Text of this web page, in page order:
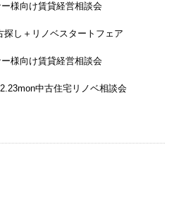
様向け賃貸経営相談会
し＋リノベスタートフェア
様向け賃貸経営相談会
中古住宅リノベ相談会